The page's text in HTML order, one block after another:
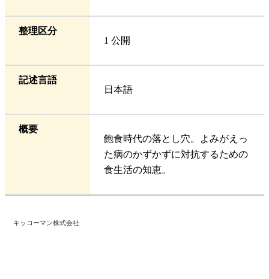
整理区分
1 公開
記述言語
日本語
概要
飽食時代の落とし穴。よみがえっ
た病のかずかずに対抗するための
食生活の知恵。
キッコーマン株式会社